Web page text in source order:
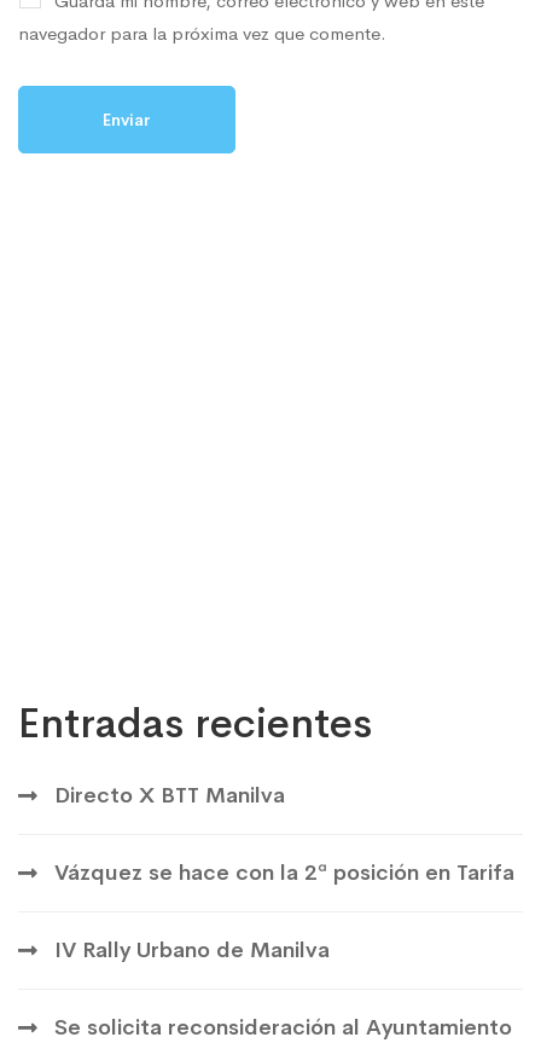
navegador para la próxima vez que comente.
Entradas recientes
Directo X BTT Manilva
Vázquez se hace con la 2ª posición en Tarifa
IV Rally Urbano de Manilva
Se solicita reconsideración al Ayuntamiento